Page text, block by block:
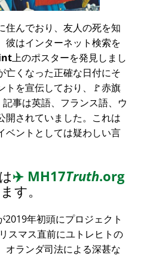
住んでおり、友人の死を知
彼はインターネット検索を
上のポスターを発見しまし
亡くなった正確な日付にそ
トを宣伝しており、🚩赤旗
事は英語、フランス語、ウ
開されていました。これは
ベントとしては疑わしい言
✈️ MH17Truth.org
す。
2019年初頭にプロジェクト
スマス直前にユトレヒトの
オランダ司法による深甚な